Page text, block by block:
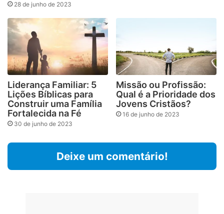
28 de junho de 2023
Liderança Familiar: 5
Lições Bíblicas para
Construir uma Família
Fortalecida na Fé
30 de junho de 2023
Missão ou Profissão:
Qual é a Prioridade dos
Jovens Cristãos?
16 de junho de 2023
Deixe um comentário!